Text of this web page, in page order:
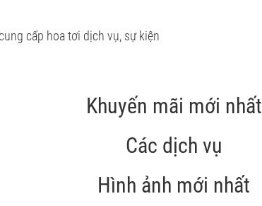
cấp hoa tơi dịch vụ, sự kiện
Khuyến mãi mới nhất
Các dịch vụ
Hình ảnh mới nhất